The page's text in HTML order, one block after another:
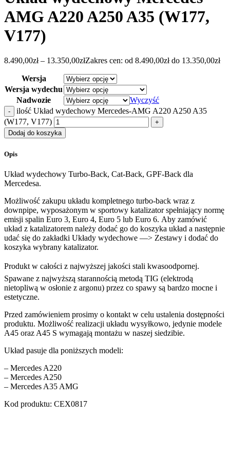
AMG A220 A250 A35 (W177,
V177)
8.490,00zł – 13.350,00złZakres cen: od 8.490,00zł do 13.350,00zł
Wersja
Wersja wydechu
Nadwozie
Wyczyść
ilość Układ wydechowy Mercedes-AMG A220 A250 A35
(W177, V177)
Dodaj do koszyka
Opis
Układ wydechowy Turbo-Back, Cat-Back, GPF-Back dla
Mercedesa.
Możliwość zakupu układu kompletnego turbo-back wraz z
downpipe, wyposażonym w sportowy katalizator spełniający normę
emisji spalin Euro 3, Euro 4, Euro 5 lub Euro 6. Aby zamówić
układ z katalizatorem należy dodać go do koszyka układ a następnie
udać się do zakładki Układy wydechowe —> Zestawy i dodać do
koszyka wybrany katalizator.
Produkt w całości z najwyższej jakości stali kwasoodpornej.
Spawane z najwyższą starannością metodą TIG (elektrodą
nietopliwą w osłonie z argonu) przez co spawy są bardzo mocne i
estetyczne.
Przed zamówieniem prosimy o kontakt w celu ustalenia dostępności
produktu. Możliwość realizacji układu wysyłkowo, jedynie modele
A45 oraz A45 S wymagają montażu w naszej siedzibie.
Układ pasuje dla poniższych modeli:
– Mercedes A220
– Mercedes A250
– Mercedes A35 AMG
Kod produktu: CEX0817